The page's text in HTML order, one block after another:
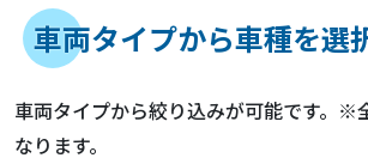
車両タイプから車種を選
車両タイプから絞り込みが可能です。 ※
なります。